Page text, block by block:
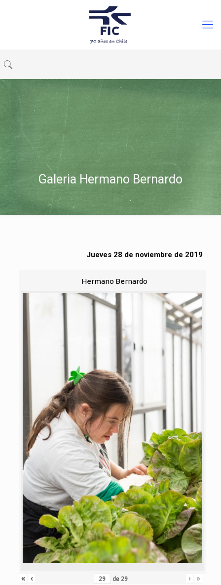
Galeria Hermano Bernardo
Jueves 28 de noviembre de 2019
Hermano Bernardo
« ‹ de 29 › »